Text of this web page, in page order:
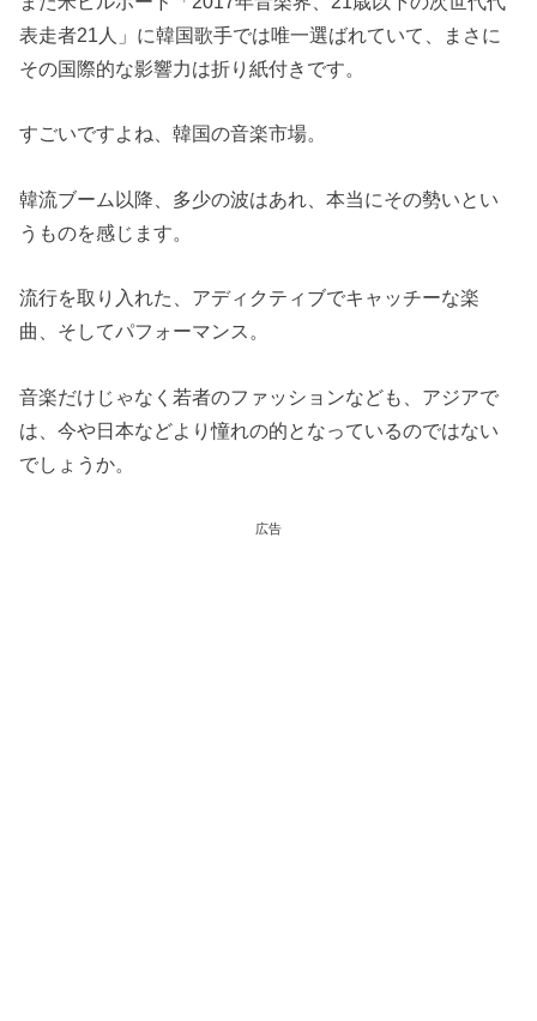
表走者21人」に韓国歌手では唯一選ばれていて、まさに
その国際的な影響力は折り紙付きです。
すごいですよね、韓国の音楽市場。
韓流ブーム以降、多少の波はあれ、本当にその勢いとい
うものを感じます。
流行を取り入れた、アディクティブでキャッチーな楽
曲、そしてパフォーマンス。
音楽だけじゃなく若者のファッションなども、アジアで
は、今や日本などより憧れの的となっているのではない
でしょうか。
広告